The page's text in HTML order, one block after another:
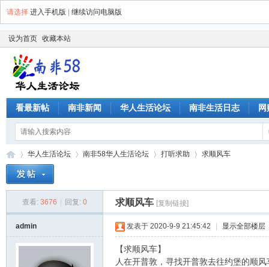
请选择 进入手机版 继续访问电脑版
设为首页 收藏本站
看最新帖 南非新闻 华人生活论坛 南非生活日志 网
华人生活论坛
›
南非58华人生活论坛
›
打听求助 求顺风车
查看: 3676 回复: 0 求顺风车 [复制链接]
admin 发表于 2020-9-9 21:45:42 显示全部楼层
【求顺风车】
人在开普敦，寻找开普敦去往约堡的顺